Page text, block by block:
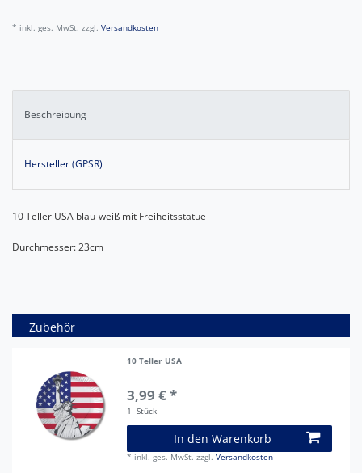
* inkl. ges. MwSt. zzgl. Versandkosten
Beschreibung
Hersteller (GPSR)
10 Teller USA blau-weiß mit Freiheitsstatue
Durchmesser: 23cm
Zubehör
10 Teller USA
3,99 € *
1 Stück
In den Warenkorb
* inkl. ges. MwSt. zzgl.Versandkosten